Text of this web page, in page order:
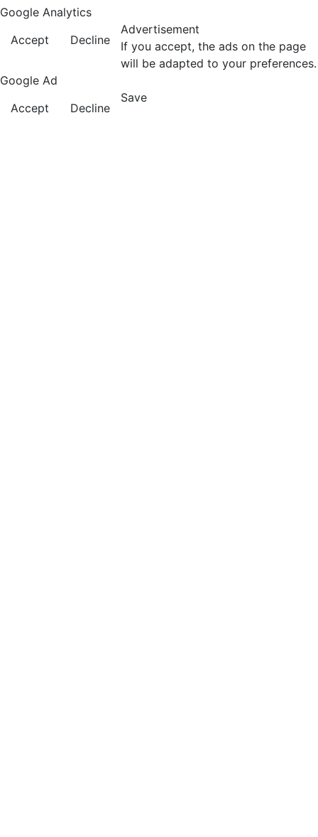
Google Analytics
Accept
Decline
Advertisement
If you accept, the ads on the page
will be adapted to your preferences.
Google Ad
Accept
Decline
Save